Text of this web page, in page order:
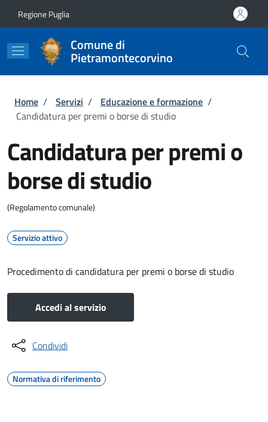
Regione Puglia
Comune di
Pietramontecorvino
Briciole di pane
Home / Servizi / Educazione e formazione /
Candidatura per premi o borse di studio
Candidatura per premi o
borse di studio
(Regolamento comunale)
Servizio attivo
Procedimento di candidatura per premi o borse di studio
Accedi al servizio
Condividi
Normativa di riferimento